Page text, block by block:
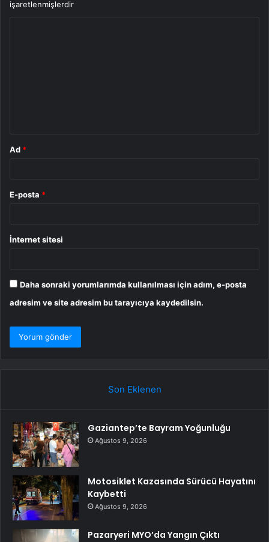
işaretlenmişlerdir
Ad *
E-posta *
İnternet sitesi
Daha sonraki yorumlarımda kullanılması için adım, e-posta
adresim ve site adresim bu tarayıcıya kaydedilsin.
Son Eklenen
Gaziantep’te Bayram Yoğunluğu
Ağustos 9, 2026
Motosiklet Kazasında Sürücü Hayatını
Kaybetti
Ağustos 9, 2026
Pazaryeri MYO’da Yangın Çıktı